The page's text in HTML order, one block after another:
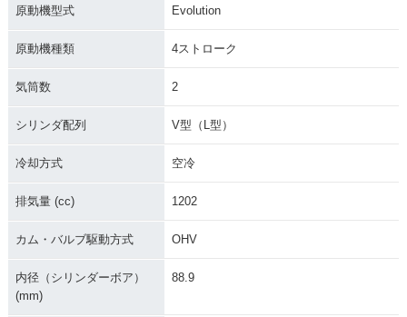
原動機型式 Evolution
原動機種類 4ストローク
気筒数 2
シリンダ配列 V型（L型）
冷却方式 空冷
排気量 (cc) 1202
カム・バルブ駆動方式 OHV
内径（シリンダーボア）
(mm)
88.9